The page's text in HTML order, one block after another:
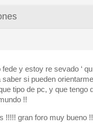
fede y estoy re sevado ‘
saber si pueden
tipo de pc, y que tengo
!!
!!!!! gran foro muy bueno !!